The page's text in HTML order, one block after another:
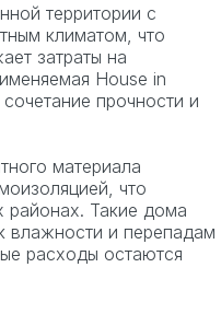
территории с
климатом, что
затраты на
House in
прочности и
материала
что
Такие дома
влажности и перепадам
расходы остаются